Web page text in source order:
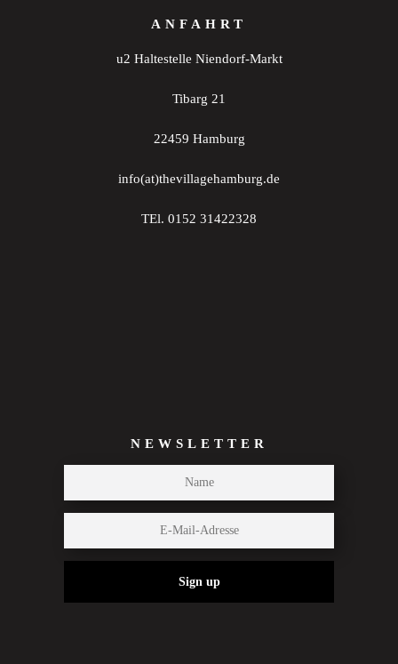
ANFAHRT
u2 Haltestelle Niendorf-Markt
Tibarg 21
22459 Hamburg
info(at)thevillagehamburg.de
TEl. 0152 31422328
NEWSLETTER
Sign up